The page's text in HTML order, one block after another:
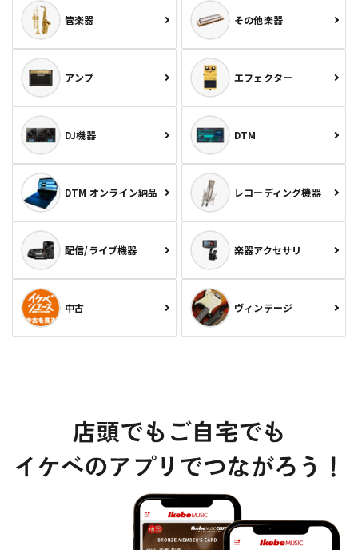
管楽器 その他楽器
アンプ エフェクター
DJ機器 DTM
DTM オンライン納品 レコーディング機器
配信/ライブ機器 楽器アクセサリ
中古 ヴィンテージ